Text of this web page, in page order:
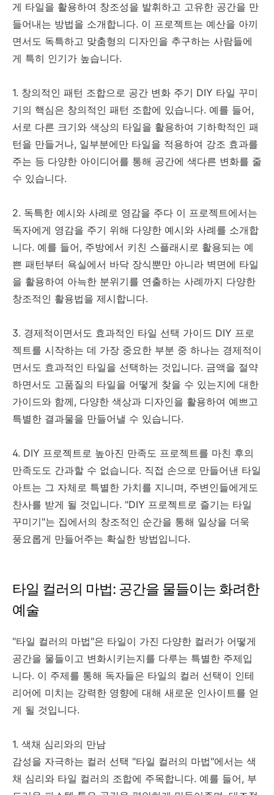
게 타일을 활용하여 창조성을 발휘하고 고유한 공간을 만
들어내는 방법을 소개합니다. 이 프로젝트는 예산을 아끼
면서도 독특하고 맞춤형의 디자인을 추구하는 사람들에
게 특히 인기가 높습니다.
1. 창의적인 패턴 조합으로 공간 변화 주기 DIY 타일 꾸미
기의 핵심은 창의적인 패턴 조합에 있습니다. 예를 들어,
서로 다른 크기와 색상의 타일을 활용하여 기하학적인 패
턴을 만들거나, 일부분에만 타일을 적용하여 강조 효과를
주는 등 다양한 아이디어를 통해 공간에 색다른 변화를 줄
수 있습니다.
2. 독특한 예시와 사례로 영감을 주다 이 프로젝트에서는
독자에게 영감을 주기 위해 다양한 예시와 사례를 소개합
니다. 예를 들어, 주방에서 키친 스플래시로 활용되는 예
쁜 패턴부터 욕실에서 바닥 장식뿐만 아니라 벽면에 타일
을 활용하여 아늑한 분위기를 연출하는 사례까지 다양한
창조적인 활용법을 제시합니다.
3. 경제적이면서도 효과적인 타일 선택 가이드 DIY 프로
젝트를 시작하는 데 가장 중요한 부분 중 하나는 경제적이
면서도 효과적인 타일을 선택하는 것입니다. 금액을 절약
하면서도 고품질의 타일을 어떻게 찾을 수 있는지에 대한
가이드와 함께, 다양한 색상과 디자인을 활용하여 예쁘고
특별한 결과물을 만들어낼 수 있습니다.
4. DIY 프로젝트로 높아진 만족도 프로젝트를 마친 후의
만족도도 간과할 수 없습니다. 직접 손으로 만들어낸 타일
아트는 그 자체로 특별한 가치를 지니며, 주변인들에게도
찬사를 받게 될 것입니다. "DIY 프로젝트로 즐기는 타일
꾸미기"는 집에서의 창조적인 순간을 통해 일상을 더욱
풍요롭게 만들어주는 확실한 방법입니다.
타일 컬러의 마법: 공간을 물들이는 화려한
예술
"타일 컬러의 마법"은 타일이 가진 다양한 컬러가 어떻게
공간을 물들이고 변화시키는지를 다루는 특별한 주제입
니다. 이 주제를 통해 독자들은 타일의 컬러 선택이 인테
리어에 미치는 강력한 영향에 대해 새로운 인사이트를 얻
게 될 것입니다.
1. 색채 심리와의 만남
감성을 자극하는 컬러 선택 "타일 컬러의 마법"에서는 색
채 심리와 타일 컬러의 조합에 주목합니다. 예를 들어, 부